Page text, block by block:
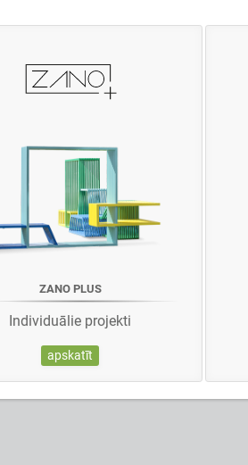
ZANO PLUS
Individuālie projekti
apskatīt